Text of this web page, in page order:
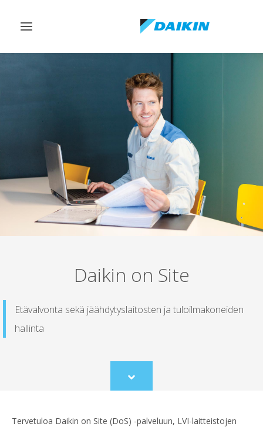
Vaihda
Daikin on Site
Etävalvonta sekä jäähdytyslaitosten ja tuloilmakoneiden
hallinta
Scroll
to
Tervetuloa Daikin on Site (DoS) -palveluun, LVI-laitteistojen